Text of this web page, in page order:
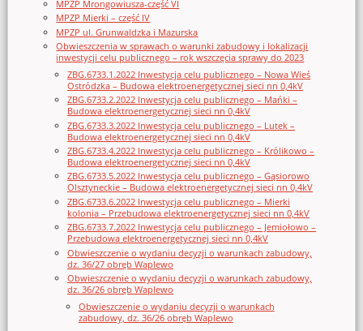
MPZP Mrongowiusza-część VI
MPZP Mierki – część IV
MPZP ul. Grunwaldzka i Mazurska
Obwieszczenia w sprawach o warunki zabudowy i lokalizacji
inwestycji celu publicznego – rok wszczęcia sprawy do 2023
ZBG.6733.1.2022 Inwestycja celu publicznego – Nowa Wieś
Ostródzka – Budowa elektroenergetycznej sieci nn 0,4kV
ZBG.6733.2.2022 Inwestycja celu publicznego – Mańki –
Budowa elektroenergetycznej sieci nn 0,4kV
ZBG.6733.3.2022 Inwestycja celu publicznego – Lutek –
Budowa elektroenergetycznej sieci nn 0,4kV
ZBG.6733.4.2022 Inwestycja celu publicznego – Królikowo –
Budowa elektroenergetycznej sieci nn 0,4kV
ZBG.6733.5.2022 Inwestycja celu publicznego – Gąsiorowo
Olsztyneckie – Budowa elektroenergetycznej sieci nn 0,4kV
ZBG.6733.6.2022 Inwestycja celu publicznego – Mierki
kolonia – Przebudowa elektroenergetycznej sieci nn 0,4kV
ZBG.6733.7.2022 Inwestycja celu publicznego – Jemiołowo –
Przebudowa elektroenergetycznej sieci nn 0,4kV
Obwieszczenie o wydaniu decyzji o warunkach zabudowy,
dz. 36/27 obręb Waplewo
Obwieszczenie o wydaniu decyzji o warunkach zabudowy,
dz. 36/26 obręb Waplewo
Obwieszczenie o wydaniu decyzji o warunkach
zabudowy, dz. 36/26 obręb Waplewo